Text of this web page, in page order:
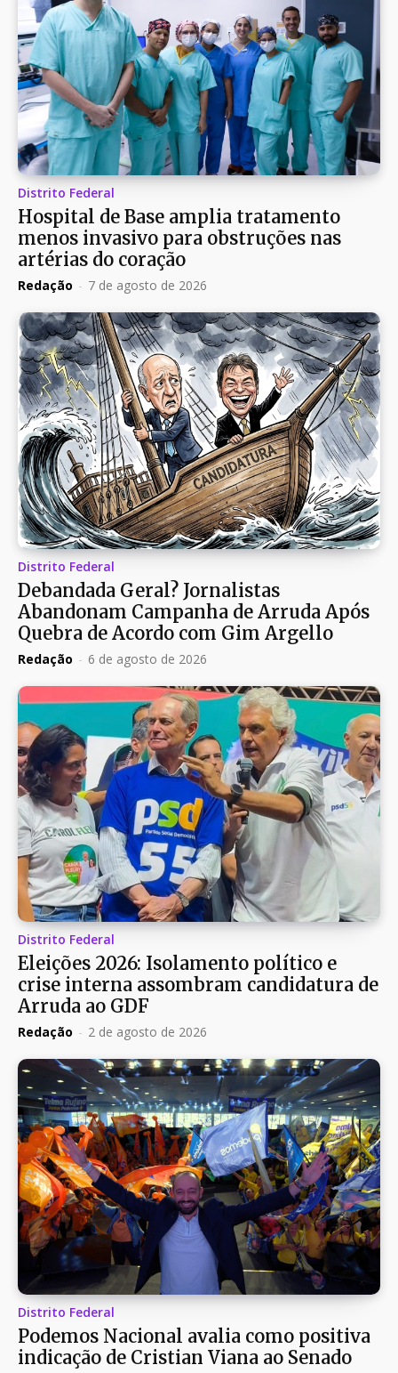
Distrito Federal
Hospital de Base amplia tratamento
menos invasivo para obstruções nas
artérias do coração
Redação - 7 de agosto de 2026
Distrito Federal
Debandada Geral? Jornalistas
Abandonam Campanha de Arruda Após
Quebra de Acordo com Gim Argello
Redação - 6 de agosto de 2026
Distrito Federal
Eleições 2026: Isolamento político e
crise interna assombram candidatura de
Arruda ao GDF
Redação - 2 de agosto de 2026
Distrito Federal
Podemos Nacional avalia como positiva
indicação de Cristian Viana ao Senado